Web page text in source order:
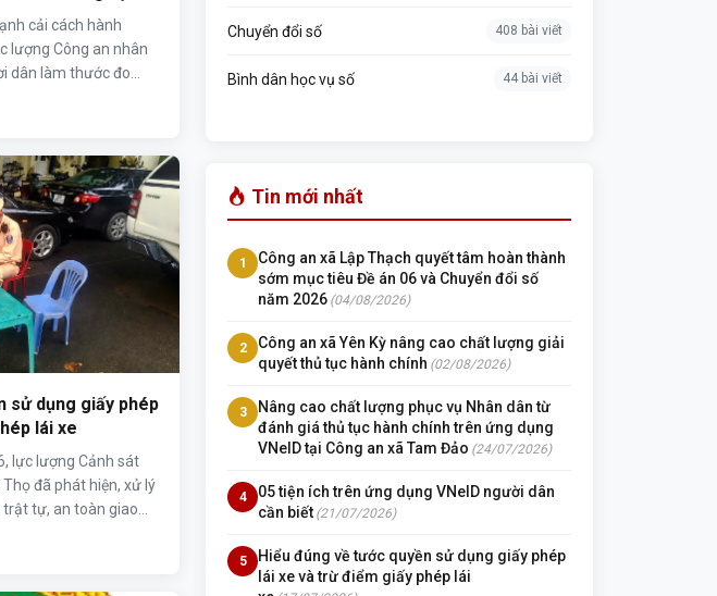
Đảo
cải cách hành
lượng Công an nhân
dân làm thước đo
hành chính trên
sử dụng giấy phép
lái xe
lực lượng Cảnh sát
đã phát hiện, xử lý
tự, an toàn giao
Chuyển đổi số 408 bài viết
Bình dân học vụ số 44 bài viết
Tin mới nhất
1
Công an xã Lập Thạch quyết tâm hoàn thành
sớm mục tiêu Đề án 06 và Chuyển đổi số
năm 2026 (04/08/2026)
2
Công an xã Yên Kỳ nâng cao chất lượng giải
quyết thủ tục hành chính (02/08/2026)
3
Nâng cao chất lượng phục vụ Nhân dân từ
đánh giá thủ tục hành chính trên ứng dụng
VNeID tại Công an xã Tam Đảo (24/07/2026)
4
05 tiện ích trên ứng dụng VNeID người dân
cần biết (21/07/2026)
5
Hiểu đúng về tước quyền sử dụng giấy phép
lái xe và trừ điểm giấy phép lái